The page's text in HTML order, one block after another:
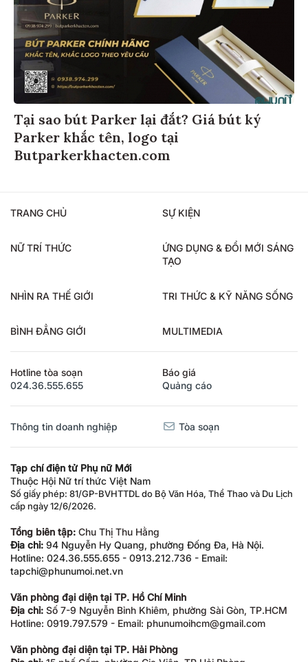
Tại sao bút Parker lại đắt? Giá bút ký
Parker khắc tên, logo tại
Butparkerkhacten.com
TRANG CHỦ SỰ KIỆN
NỮ TRÍ THỨC
ỨNG DỤNG & ĐỔI MỚI SÁNG
TẠO
NHÌN RA THẾ GIỚI TRI THỨC & KỸ NĂNG SỐNG
BÌNH ĐẲNG GIỚI MULTIMEDIA
Hotline tòa soạn
024.36.555.655
Báo giá
Quảng cáo
Thông tin doanh nghiệp Tòa soạn
Tạp chí điện tử Phụ nữ Mới
Thuộc Hội Nữ trí thức Việt Nam
Số giấy phép: 81/GP-BVHTTDL do Bộ Văn Hóa, Thể Thao và Du Lịch
cấp ngày 12/6/2026.
Tổng biên tập: Chu Thị Thu Hằng
Địa chỉ: 94 Nguyễn Hy Quang, phường Đống Đa, Hà Nội.
Hotline: 024.36.555.655 - 0913.212.736 - Email:
tapchi@phunumoi.net.vn
Văn phòng đại diện tại TP. Hồ Chí Minh
Địa chỉ: Số 7-9 Nguyễn Bỉnh Khiêm, phường Sài Gòn, TP.HCM
Hotline: 0919.797.579 - Email: phunumoihcm@gmail.com
Văn phòng đại diện tại TP. Hải Phòng